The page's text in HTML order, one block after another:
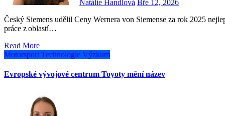
Natálie Handlová Bře 12, 2026
Český Siemens udělil Ceny Wernera von Siemense za rok 2025 nejlepším studentům, mladým vědcům a pedagogům. Vítězné
práce z oblastí…
Read More
Motorsport Technologie Výzkum
Evropské vývojové centrum Toyoty mění název